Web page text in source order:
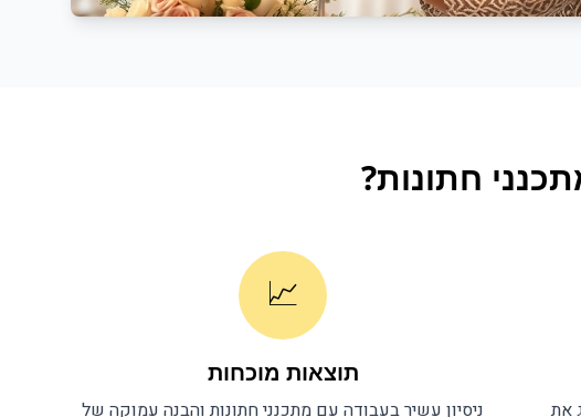
חתונות?
את
📈
תוצאות מוכחות
ניסיון עשיר בעבודה עם מתכנני חתונותוהבנה עמוקה של